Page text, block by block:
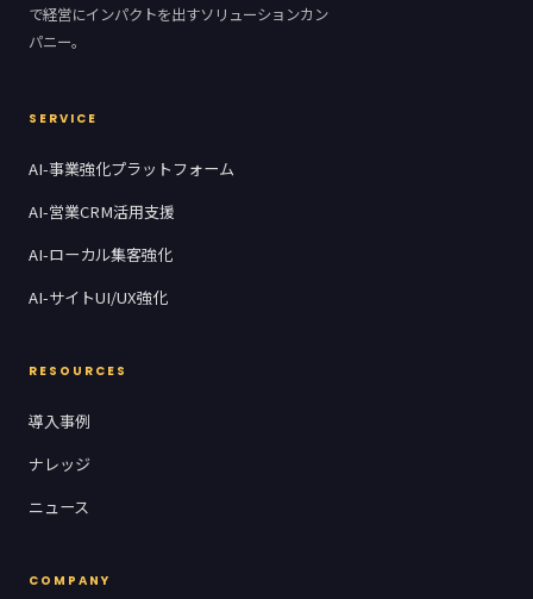
で経営にインパクトを出すソリューションカン
パニー。
SERVICE
AI-事業強化プラットフォーム
AI-営業CRM活用支援
AI-ローカル集客強化
AI-サイトUI/UX強化
RESOURCES
導入事例
ナレッジ
ニュース
COMPANY